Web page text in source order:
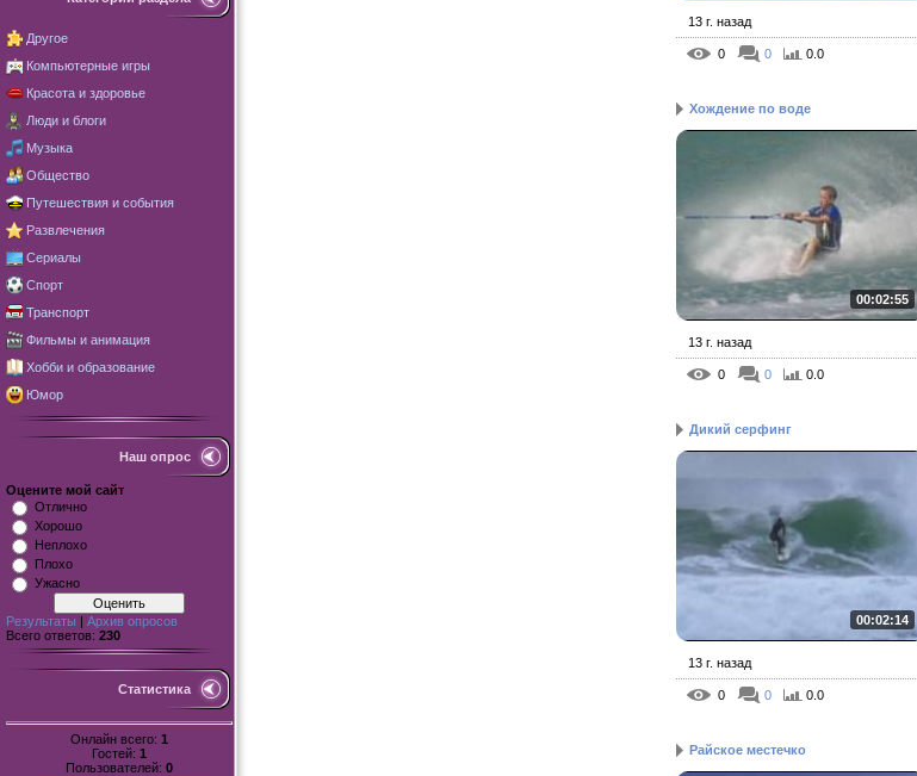
Другое
Компьютерные игры
Красота и здоровье
Люди и блоги
Музыка
Общество
Путешествия и события
Развлечения
Сериалы
Спорт
Транспорт
Фильмы и анимация
Хобби и образование
Юмор
Наш опрос
Оцените мой сайт
Отлично
Хорошо
Неплохо
Плохо
Ужасно
Результаты | Архив опросов
Всего ответов: 230
Статистика
Онлайн всего: 1
Гостей: 1
Пользователей: 0
13 г. назад
0 0 0.0
Хождение по воде
00:02:55
13 г. назад
0 0 0.0
Дикий серфинг
00:02:14
13 г. назад
0 0 0.0
Райское местечко